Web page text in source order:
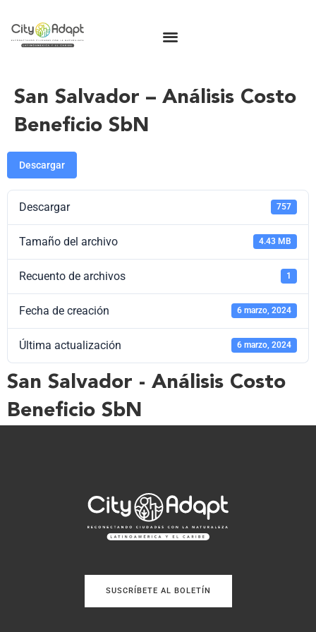
San Salvador – Análisis Costo
Beneficio SbN
Descargar
Descargar 757
Tamaño del archivo 4.43 MB
Recuento de archivos 1
Fecha de creación 6 marzo, 2024
Última actualización 6 marzo, 2024
San Salvador - Análisis Costo
Beneficio SbN
SUSCRÍBETE AL BOLETÍN